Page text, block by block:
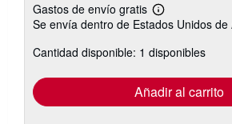
Gastos de envío gratis
Más
información
las
tarifas
envío
Se envía dentro de Estados Unidos de
Cantidad disponible: 1 disponibles
Añadir al carrito